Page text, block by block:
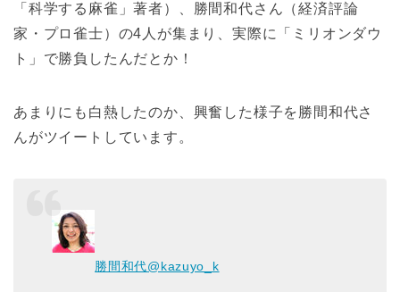
「科学する麻雀」著者）、勝間和代さん（経済評論
家・プロ雀士）の4人が集まり、実際に「ミリオンダウ
ト」で勝負したんだとか！
あまりにも白熱したのか、興奮した様子を勝間和代さ
んがツイートしています。
勝間和代@kazuyo_k